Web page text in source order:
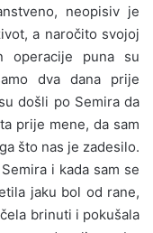
neopisiv je
a naročito svojoj
operacije puna su
dva dana prije
došli po Semira da
prije mene, da sam
što nas je zadesilo.
i kada sam se
jaku bol od rane,
brinuti i pokušala